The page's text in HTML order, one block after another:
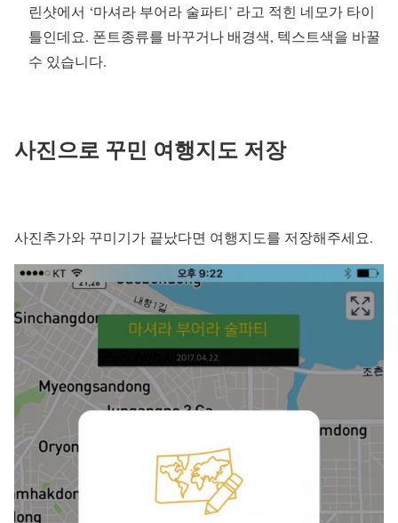
린샷에서 ‘마셔라 부어라 술파티’ 라고 적힌 네모가 타이
틀인데요. 폰트종류를 바꾸거나 배경색, 텍스트색을 바꿀
수 있습니다.
사진으로 꾸민 여행지도 저장
사진추가와 꾸미기가 끝났다면 여행지도를 저장해주세요.